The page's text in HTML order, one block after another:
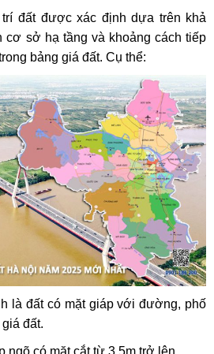
đất được xác định dựa trên khả
cơ sở hạ tầng và khoảng cách tiếp
bảng giá đất. Cụ thể:
là đất có mặt giáp với đường, phố
đất.
ngõ có mặt cắt từ 3,5m trở lên.